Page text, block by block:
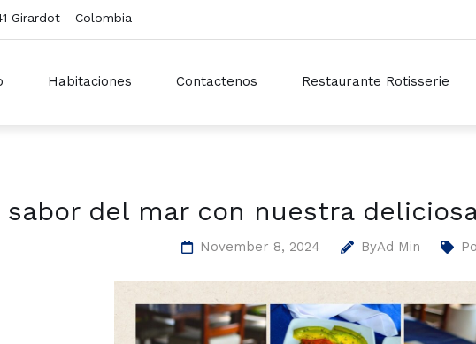
Girardot - Colombia
Habitaciones Contactenos Restaurante Rotisserie
sabor del mar con nuestra
November 8, 2024 ByAd Min